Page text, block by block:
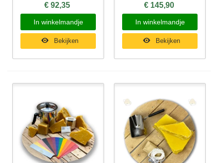
€ 92,35
In winkelmandje
Bekijken
€ 145,90
In winkelmandje
Bekijken